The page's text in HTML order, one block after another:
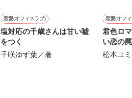
恋愛(オフィスラブ)
塩対応の千歳さんは甘い嘘
をつく
千咲ゆず葉／著
恋愛(オフ
君色ロ
い恋の
松本ユ